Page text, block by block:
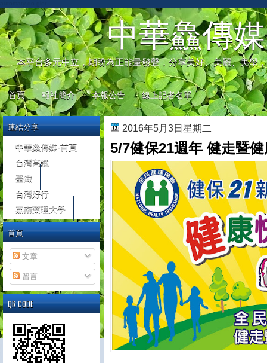
中華鱻傳媒
本平台多元中立，期盼為正能量發聲，分享美好、美麗、美學
首頁 報社簡介 本報公告 線上記者名單
2016年5月3日星期二
5/7健保21週年 健走暨
連結分享
中華鱻傳媒-首頁
台灣高鐵
臺鐵
台灣好行
嘉南藥理大學
首頁
文章
留言
QR CODE